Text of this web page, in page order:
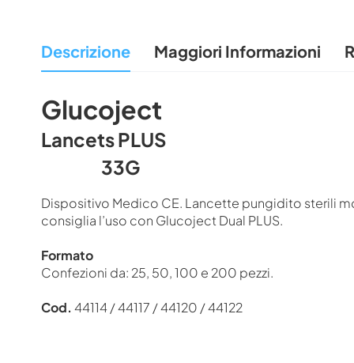
galleria
di
Descrizione
Glucoject
Lancets PLUS
33G
Dispositivo Medico CE. Lancette pungidito sterili
consiglia l’uso con Glucoject Dual PLUS.
Formato
Confezioni da: 25, 50, 100 e 200 pezzi.
Cod. 44114 / 44117 / 44120 / 44122
Maggiori Informazioni